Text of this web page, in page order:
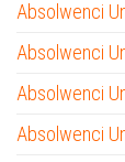
Absolwenci
Absolwenci
Absolwenci
Absolwenci